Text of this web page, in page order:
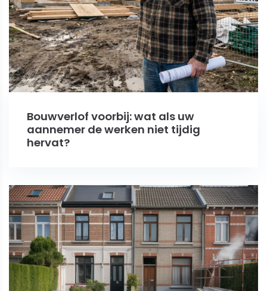
Bouwverlof voorbij: wat als uw
aannemer de werken niet tijdig
hervat?